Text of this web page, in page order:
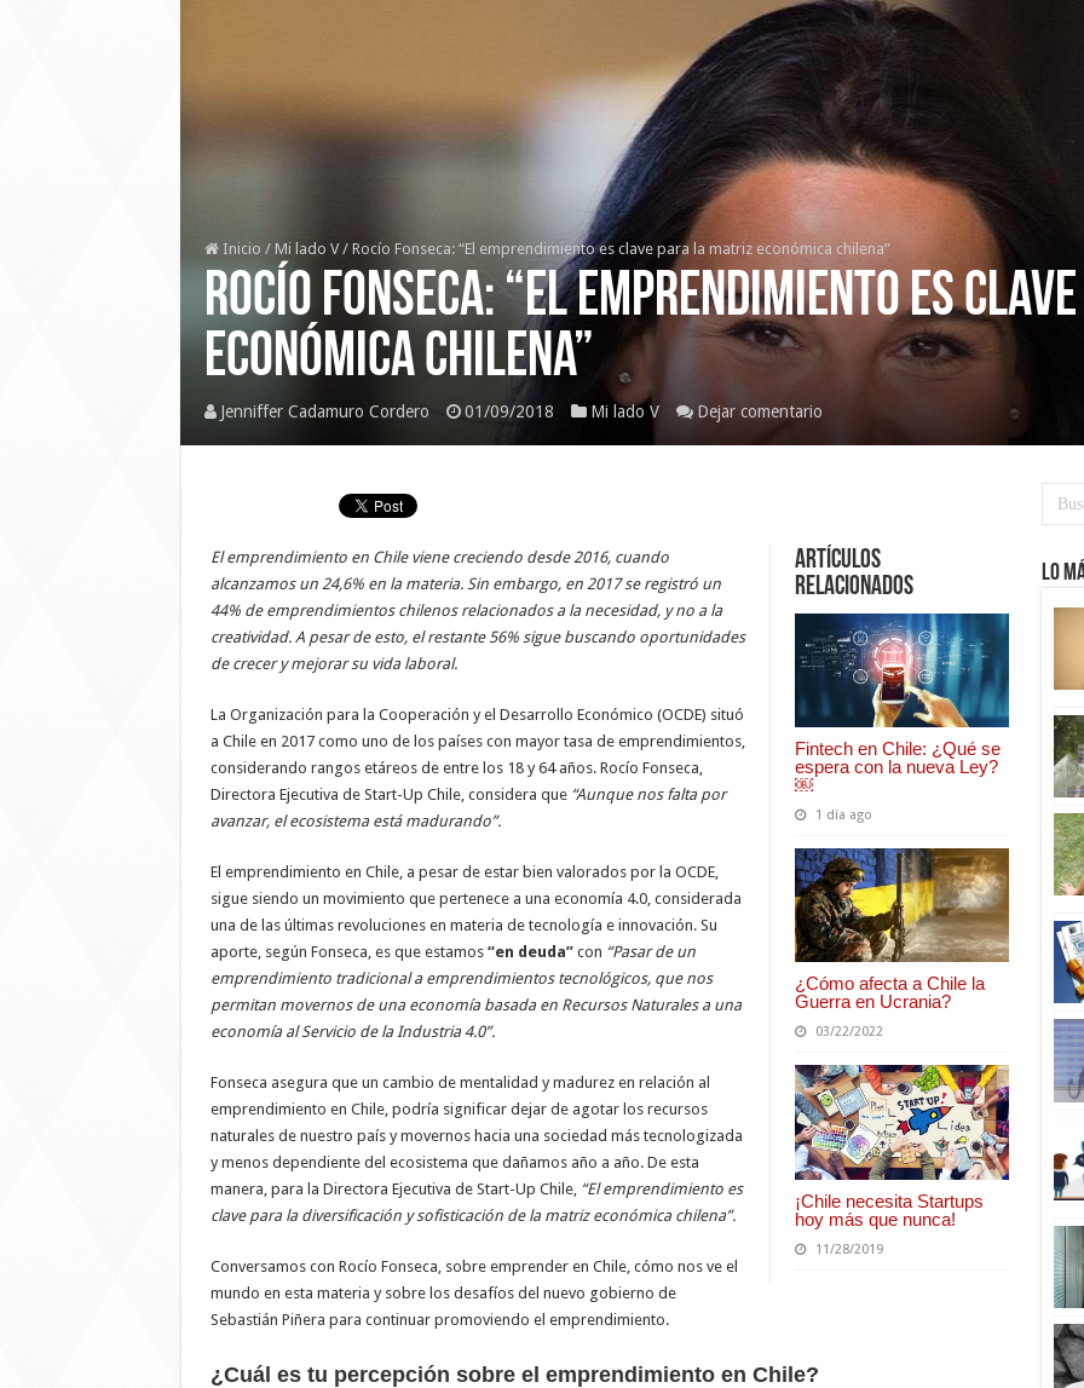
Inicio / Mi lado V / Rocío Fonseca: “El emprendimiento es clave para la matriz económica chilena”
Rocío Fonseca: “El emprendimiento es
económica chilena”
Jenniffer Cadamuro Cordero 01/09/2018 Mi lado V Dejar comentario
Artículos
Relacionados
Fintech en Chile: ¿Qué se
espera con la nueva Ley?
￼
1 día ago
¿Cómo afecta a Chile la
Guerra en Ucrania?
03/22/2022
¡Chile necesita Startups
hoy más que nunca!
11/28/2019
El emprendimiento en Chile viene creciendo desde 2016, cuando
alcanzamos un 24,6% en la materia. Sin embargo, en 2017 se registró un
44% de emprendimientos chilenos relacionados a la necesidad, y no a la
creatividad. A pesar de esto, el restante 56% sigue buscando oportunidades
de crecer y mejorar su vida laboral.
La Organización para la Cooperación y el Desarrollo Económico (OCDE) situó
a Chile en 2017 como uno de los países con mayor tasa de emprendimientos,
considerando rangos etáreos de entre los 18 y 64 años. Rocío Fonseca,
Directora Ejecutiva de Start-Up Chile, considera que “Aunque nos falta por
avanzar, el ecosistema está madurando”.
El emprendimiento en Chile, a pesar de estar bien valorados por la OCDE,
sigue siendo un movimiento que pertenece a una economía 4.0, considerada
una de las últimas revoluciones en materia de tecnología e innovación. Su
aporte, según Fonseca, es que estamos “en deuda”con “Pasar de un
emprendimiento tradicional a emprendimientos tecnológicos, que nos
permitan movernos de una economía basada en Recursos Naturales a una
economía al Servicio de la Industria 4.0”.
Fonseca asegura que un cambio de mentalidad y madurez en relación al
emprendimiento en Chile, podría significar dejar de agotar los recursos
naturales de nuestro país y movernos hacia una sociedad más tecnologizada
y menos dependiente del ecosistema que dañamos año a año. De esta
manera, para la Directora Ejecutiva de Start-Up Chile, “El emprendimiento es
clave para la diversificación y sofisticación de la matriz económica chilena”.
Conversamos con Rocío Fonseca, sobre emprender en Chile, cómo nos ve el
mundo en esta materia y sobre los desafíos del nuevo gobierno de
Sebastián Piñera para continuar promoviendo el emprendimiento.
¿Cuál es tu percepción sobre el emprendimiento en Chile?
Lo